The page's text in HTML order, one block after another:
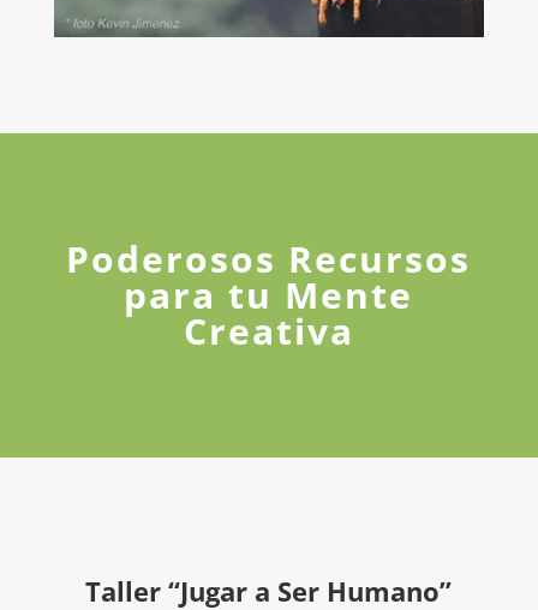
Poderosos Recursos
para tu Mente
Creativa
Taller “Jugar a Ser Humano”